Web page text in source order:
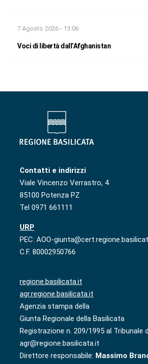
7 Agosto 2026 - 13:06
Voci di libertà dall’Afghanistan
Contatti e indirizzi
Viale Vincenzo Verrastro, 4
85100 Potenza PZ
Tel 0971 661111
URP
PEC: AOO-
C.F. 80002950766
regione.basilicata.it
agr.regione.basilicata.it
Agenzia stampa della
Giunta Regionale della Basilicata
Registrazione n. 209/1995 al Tribunale
agr@regione.basilicata.it
Direttore responsabile: Massimo